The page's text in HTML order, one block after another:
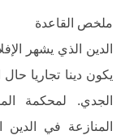
ملخص القاعدة
الدين الذي يشهر
يكون دينا تجاريا حال
الجدي. لمحكمة
المنازعة في